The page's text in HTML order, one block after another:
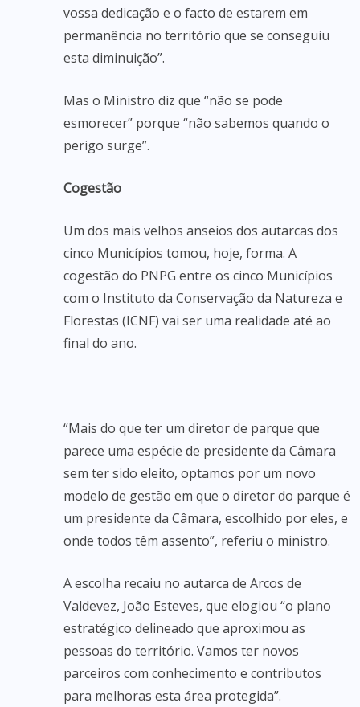
vossa dedicação e o facto de estarem em
permanência no território que se conseguiu
esta diminuição”.
Mas o Ministro diz que “não se pode
esmorecer” porque “não sabemos quando o
perigo surge”.
Cogestão
Um dos mais velhos anseios dos autarcas dos
cinco Municípios tomou, hoje, forma. A
cogestão do PNPG entre os cinco Municípios
com o Instituto da Conservação da Natureza e
Florestas (ICNF) vai ser uma realidade até ao
final do ano.
“Mais do que ter um diretor de parque que
parece uma espécie de presidente da Câmara
sem ter sido eleito, optamos por um novo
modelo de gestão em que o diretor do parque é
um presidente da Câmara, escolhido por eles, e
onde todos têm assento”, referiu o ministro.
A escolha recaiu no autarca de Arcos de
Valdevez, João Esteves, que elogiou “o plano
estratégico delineado que aproximou as
pessoas do território. Vamos ter novos
parceiros com conhecimento e contributos
para melhoras esta área protegida”.